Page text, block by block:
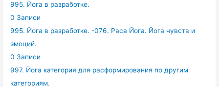
995. Йога в разработке.
0 Записи
995. Йога в разработке. -076. Раса Йога. Йога чувств и
эмоций.
0 Записи
997. Йога категория для расформирования по другим
категориям.